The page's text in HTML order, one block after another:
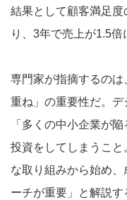
結果として顧客満足
り、3年で売上が1.5倍
専門家が指摘するの
重ね」の重要性だ。
「多くの中小企業が
投資をしてしまうこ
な取り組みから始め
ーチが重要」と解説す